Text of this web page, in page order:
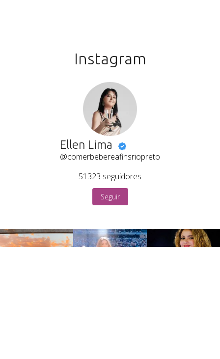
Instagram
Ellen Lima
@comerbebereafinsriopreto
51323 seguidores
Seguir